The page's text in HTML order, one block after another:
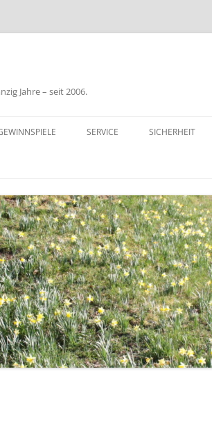
Jahre – seit 2006.
SERVICE SICHERHEIT